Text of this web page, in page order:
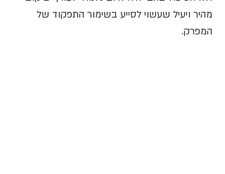
מהיר ויעיל שעשוי לסייע בשימור התפקוד של
המפרק.